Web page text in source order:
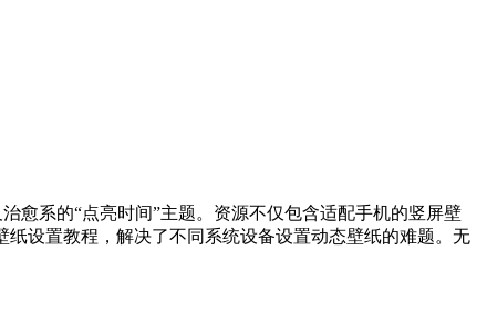
愈系的“点亮时间”主题。资源不仅包含适配手机的竖屏壁
设置教程，解决了不同系统设备设置动态壁纸的难题。无